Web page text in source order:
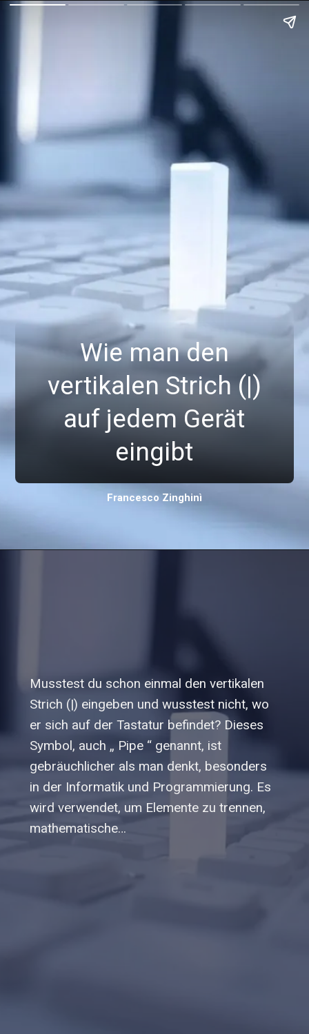
Wie man den
vertikalen Strich (|)
auf jedem Gerät
eingibt
Francesco Zinghinì
Musstest du schon einmal den vertikalen
Strich (|) eingeben und wusstest nicht, wo
er sich auf der Tastatur befindet? Dieses
Symbol, auch „ Pipe “ genannt, ist
gebräuchlicher als man denkt, besonders
in der Informatik und Programmierung. Es
wird verwendet, um Elemente zu trennen,
mathematische…